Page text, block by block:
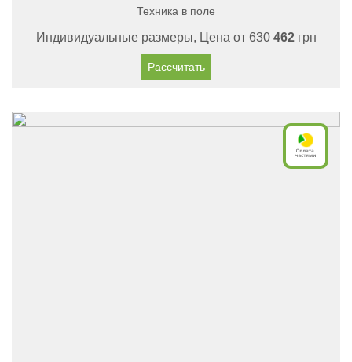
Техника в поле
Индивидуальные размеры, Цена от630 462грн
Рассчитать